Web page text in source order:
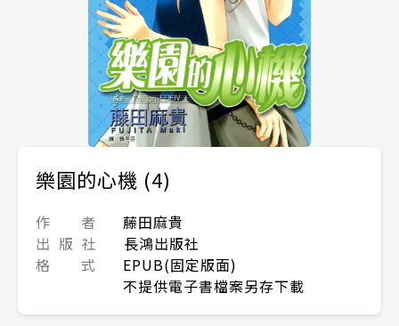
樂園的心機 (4)
作 者
藤田麻貴
出 版 社
長鴻出版社
格 式
EPUB(固定版面)
不提供電子書檔案另存下載